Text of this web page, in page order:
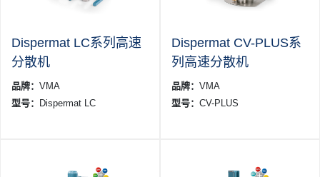
Dispermat LC系列高速
分散机
品牌： VMA
型号：
Dispermat LC
Dispermat CV-PLUS系
列高速分散机
品牌： VMA
型号： CV-PLUS